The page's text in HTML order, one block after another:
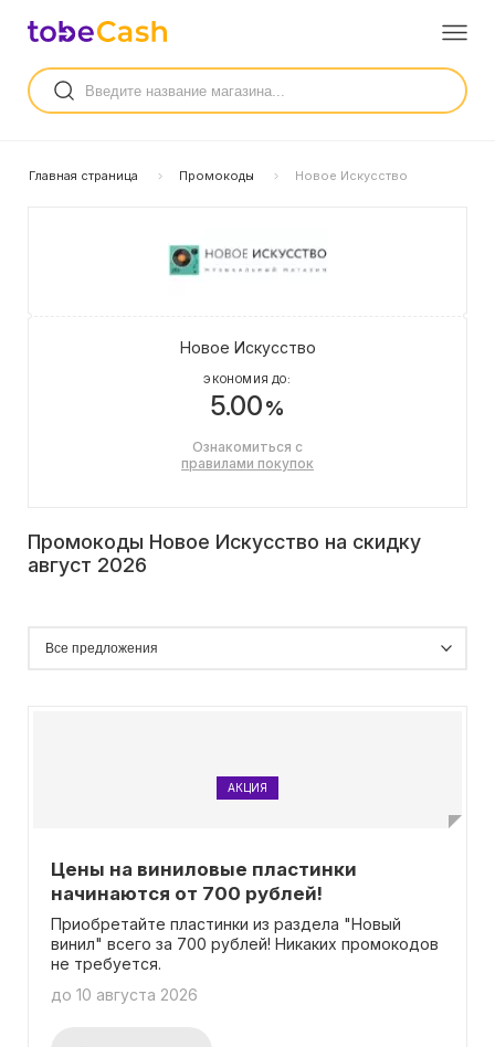
Главная страница Промокоды Новое Искусство
Новое Искусство
ЭКОНОМИЯ ДО:
5.00%
Ознакомиться с
правилами покупок
Промокоды Новое Искусство на скидку
август 2026
АКЦИЯ
Цены на виниловые пластинки
начинаются от 700 рублей!
Приобретайте пластинки из раздела "Новый
винил" всего за 700 рублей! Никаких промокодов
не требуется.
до 10 августа 2026